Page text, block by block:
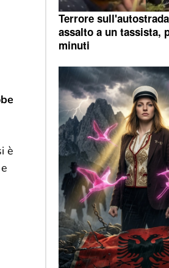
è
Terrore
assalto a un tassista,
minuti